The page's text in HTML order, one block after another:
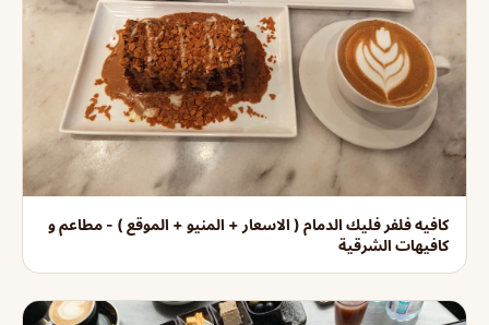
كافيه فلفر فليك الدمام ( الاسعار + المنيو + الموقع ) - مطاعم و
كافيهات الشرقية